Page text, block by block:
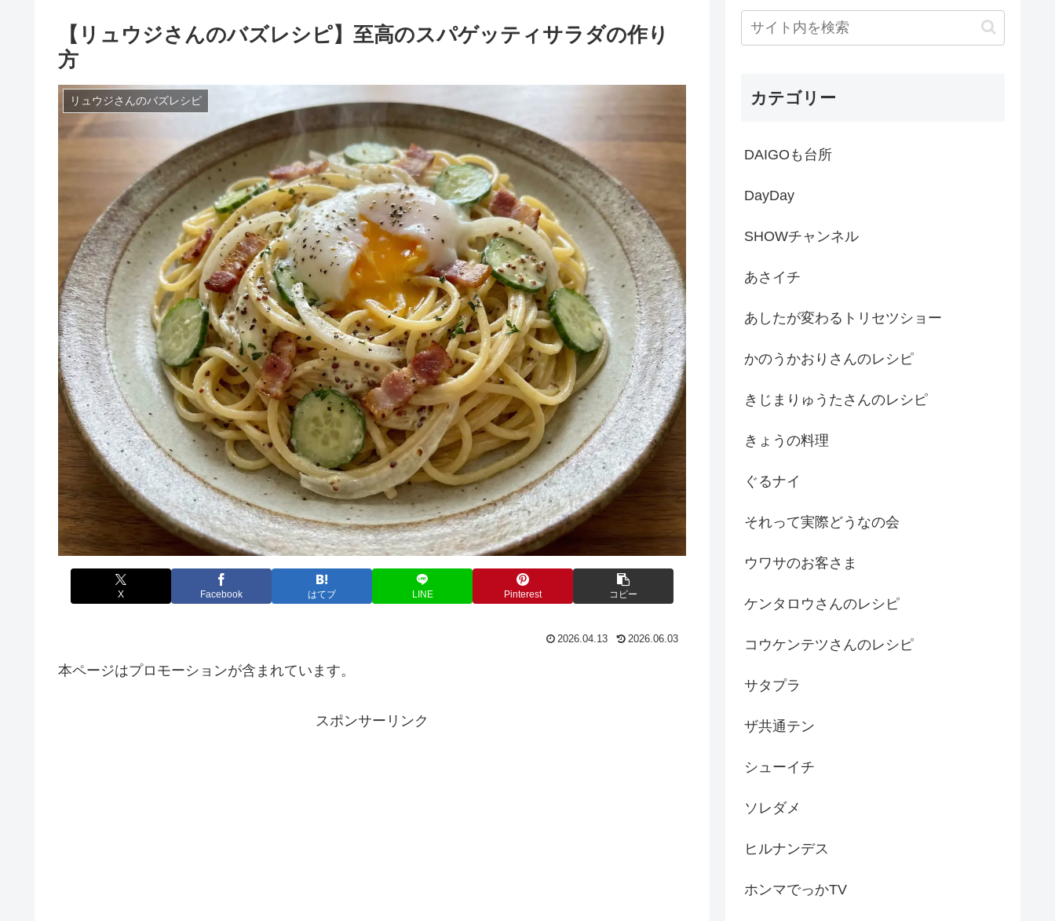
【リュウジさんのバズレシピ】至高のスパゲッティサラダの作り
方
リュウジさんのバズレシピ
X Facebook はてブ LINE Pinterest コピー
2026.04.13 2026.06.03
本ページはプロモーションが含まれています。
スポンサーリンク
カテゴリー
DAIGOも台所
DayDay
SHOWチャンネル
あさイチ
あしたが変わるトリセツショー
かのうかおりさんのレシピ
きじまりゅうたさんのレシピ
きょうの料理
ぐるナイ
それって実際どうなの会
ウワサのお客さま
ケンタロウさんのレシピ
コウケンテツさんのレシピ
サタプラ
ザ共通テン
シューイチ
ソレダメ
ヒルナンデス
ホンマでっかTV